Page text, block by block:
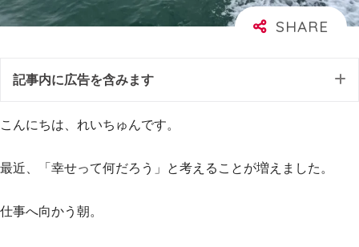
記事内に広告を含みます
こんにちは、れいちゅんです。
最近、「幸せって何だろう」と考えることが増えました。
仕事へ向かう朝。